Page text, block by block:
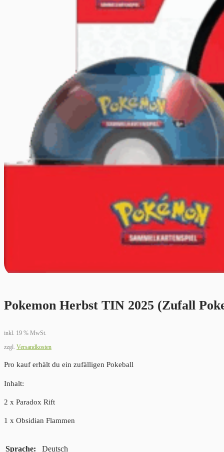
Pokemon Herbst TIN 2025 (Zufall
inkl. 19 % MwSt.
zzgl. Versandkosten
Pro kauf erhält du ein zufälligen Pokeball
Inhalt:
2 x Paradox Rift
1 x Obsidian Flammen
Sprache Deutsch